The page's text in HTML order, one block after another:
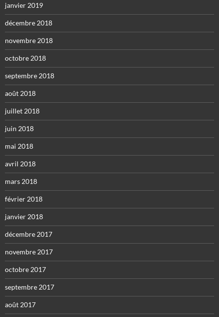
janvier 2019
décembre 2018
novembre 2018
octobre 2018
septembre 2018
août 2018
juillet 2018
juin 2018
mai 2018
avril 2018
mars 2018
février 2018
janvier 2018
décembre 2017
novembre 2017
octobre 2017
septembre 2017
août 2017